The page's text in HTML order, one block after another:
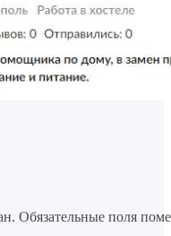
Обязательные поля